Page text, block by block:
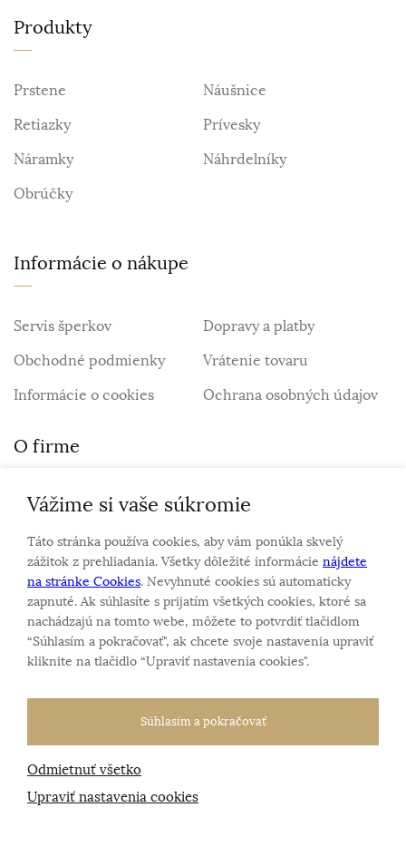
Produkty
Prstene
Náušnice
Retiazky
Prívesky
Náramky
Náhrdelníky
Obrúčky
Informácie o nákupe
Servis šperkov
Dopravy a platby
Obchodné podmienky
Vrátenie tovaru
Informácie o cookies
Ochrana osobných údajov
O firme
Personalizovaný šperk
O nás
Kontakt
Sme rodinná firma a zameriavame sa na predaj hodiniek
a šperkov od roku 1994.
Pozrite sa na naše ďaľšie web stránky.
Všetky práva vyhradené
Tvorba e-shopovodBlueweb s.r.o.
Vážime si vaše súkromie
Táto stránka používa cookies, aby vám ponúkla skvelý
zážitok z prehliadania. Všetky dôležité informácie nájdete
na stránke Cookies. Nevyhnuté cookies sú automaticky
zapnuté. Ak súhlasíte s prijatím všetkých cookies, ktoré sa
nachádzajú na tomto webe, môžete to potvrdiť tlačidlom
“Súhlasím a pokračovať", ak chcete svoje nastavenia upraviť
kliknite na tlačidlo “Upraviť nastavenia cookies".
Súhlasím a pokračovať
Odmietnuť všetko
Upraviť nastavenia cookies